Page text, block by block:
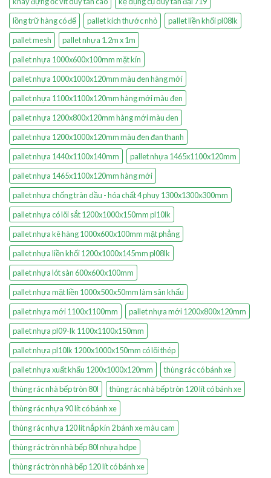
lồng trữ hàng có đế
pallet kích thước nhỏ
pallet liền khối pl08lk
pallet mesh
pallet nhựa 1.2m x 1m
pallet nhựa 1000x600x100mm mặt kín
pallet nhựa 1000x1000x120mm màu đen hàng mới
pallet nhựa 1100x1100x120mm hàng mới màu đen
pallet nhựa 1200x800x120mm hàng mới màu đen
pallet nhựa 1200x1000x120mm màu đen đan thanh
pallet nhựa 1440x1100x140mm
pallet nhựa 1465x1100x120mm
pallet nhựa 1465x1100x120mm hàng mới
pallet nhựa chống tràn dầu - hóa chất 4 phuy 1300x1300x300mm
pallet nhựa có lõi sắt 1200x1000x150mm pl10lk
pallet nhựa kê hàng 1000x600x100mm mặt phẳng
pallet nhựa liền khối 1200x1000x145mm pl08lk
pallet nhựa lót sàn 600x600x100mm
pallet nhựa mặt liền 1000x500x50mm làm sân khấu
pallet nhựa mới 1100x1100mm
pallet nhựa mới 1200x800x120mm
pallet nhựa pl09-lk 1100x1100x150mm
pallet nhựa pl10lk 1200x1000x150mm có lõi thép
pallet nhựa xuất khẩu 1200x1000x120mm
thùng rác có bánh xe
thùng rác nhà bếp tròn 80l
thùng rác nhà bếp tròn 120 lít có bánh xe
thùng rác nhựa 90 lít có bánh xe
thùng rác nhựa 120 lít nắp kín 2 bánh xe màu cam
thùng rác tròn nhà bếp 80l nhựa hdpe
thùng rác tròn nhà bếp 120 lít có bánh xe